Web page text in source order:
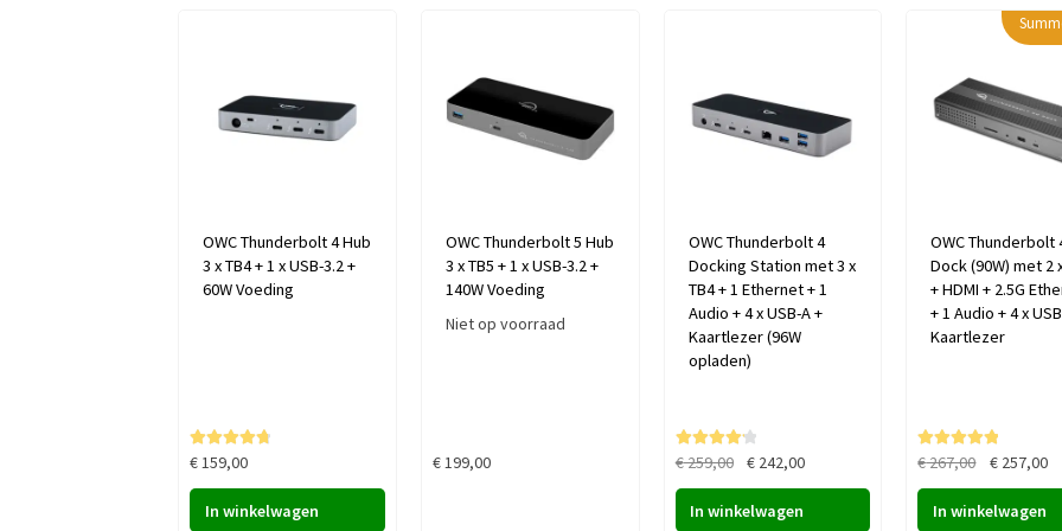
OWC Thunderbolt 4 Hub
3 x TB4 + 1 x USB-3.2 +
60W Voeding
Gewaardeer
€159,00
In winkelwagen
OWC Thunderbolt 5 Hub
3 x TB5 + 1 x USB-3.2 +
140W Voeding
€199,00
Niet op voorraad
OWC Thunderbolt 4
Docking Station met 3 x
TB4 + 1 Ethernet + 1
Audio + 4 x USB-A +
Kaartlezer (96W
opladen)
Gewaardee
€259,00
Oorspronkelijke
prijs
was:
€ 242,00Huidige
prijs
In winkelwagen
OWC Thunderbolt
Dock (90W) met 2
+ HDMI + 2.5G
+ 1 Audio + 4 x
Kaartlezer
Gewaardeer
€267,00
prijs
was:
€ 257,00
In winkelwagen